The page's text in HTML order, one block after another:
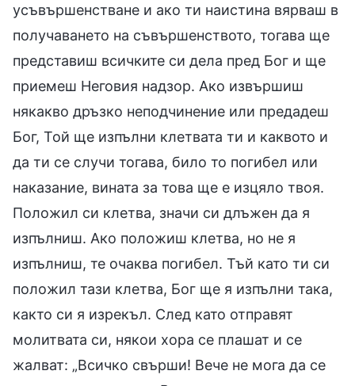
усъвършенстване и ако ти наистина вярваш в
получаването на съвършенството, тогава ще
представиш всичките си дела пред Бог и ще
приемеш Неговия надзор. Ако извършиш
някакво дръзко неподчинение или предадеш
Бог, Той ще изпълни клетвата ти и каквото и
да ти се случи тогава, било то погибел или
наказание, вината за това ще е изцяло твоя.
Положил си клетва, значи си длъжен да я
изпълниш. Ако положиш клетва, но не я
изпълниш, те очаква погибел. Тъй като ти си
положил тази клетва, Бог ще я изпълни така,
както си я изрекъл. След като отправят
молитвата си, някои хора се плашат и се
жалват: „Всичко свърши! Вече не мога да се